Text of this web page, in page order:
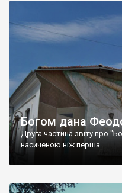
Богом дана
Друга частина звіту про
насиченою ніж перша.